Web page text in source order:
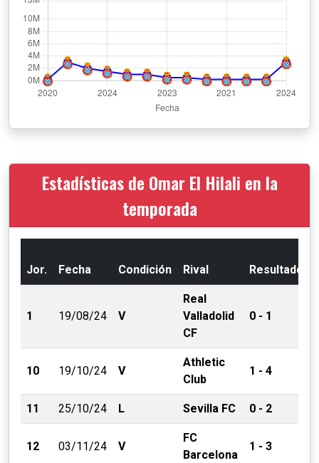
Estadísticas de Omar El Hilali en la
temporada
Jor. Fecha Condición Rival Resultado
1 19/08/24 V
Real
Valladolid
CF
0 - 1
10 19/10/24 V
Athletic
Club
1 - 4
11 25/10/24 L Sevilla FC 0 - 2
12 03/11/24 V
FC
Barcelona
1 - 3